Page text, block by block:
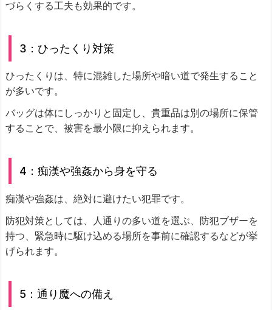
づらくする工夫も効果的です。
3：ひったくり対策
ひったくりは、特に混雑した場所や暗い道で発生すること
が多いです。
バッグは体にしっかりと固定し、貴重品は別の場所に保管
することで、被害を最小限に抑えられます。
4：痴漢や強姦から身を守る
痴漢や強姦は、絶対に避けたい犯罪です。
防犯対策としては、人通りの多い道を選ぶ、防犯ブザーを
持つ、緊急時に駆け込める場所を事前に確認するなどが挙
げられます。
5：通り魔への備え